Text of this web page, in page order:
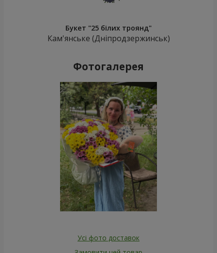
Букет "25 білих троянд"
Кам'янське (Дніпродзержинськ)
Фотогалерея
Усі фото доставок